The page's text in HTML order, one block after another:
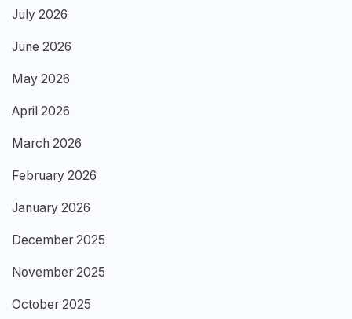
July 2026
June 2026
May 2026
April 2026
March 2026
February 2026
January 2026
December 2025
November 2025
October 2025